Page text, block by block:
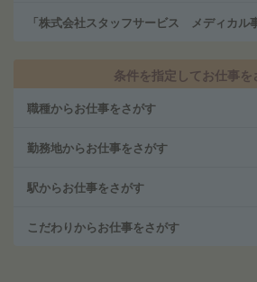
「株式会社スタッフサービス メディカル
条件を指定してお仕事を
職種からお仕事をさがす
勤務地からお仕事をさがす
駅からお仕事をさがす
こだわりからお仕事をさがす